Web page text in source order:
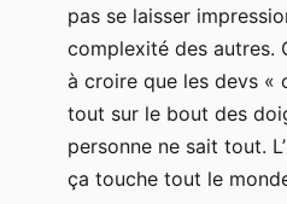
pas se laisser
complexité des autres.
à croire que les devs «
tout sur le bout des
personne ne sait tout.
ça touche tout le